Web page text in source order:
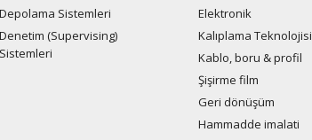
Depolama Sistemleri
Denetim (Supervising)
Sistemleri
Elektronik
Kalıplama Teknolojisi
Kablo, boru & profil
Şişirme film
Geri dönüşüm
Hammadde imalati